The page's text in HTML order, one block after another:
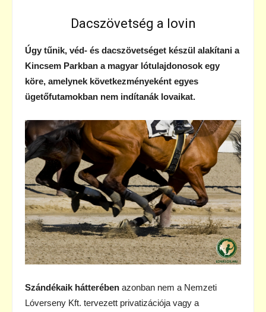
Dacszövetség a lovin
Úgy tűnik, véd- és dacszövetséget készül alakítani a
Kincsem Parkban a magyar lótulajdonosok egy
köre, amelynek következményeként egyes
ügetőfutamokban nem indítanák lovaikat.
Szándékaik hátterében azonban nem a Nemzeti
Lóverseny Kft. tervezett privatizációja vagy a